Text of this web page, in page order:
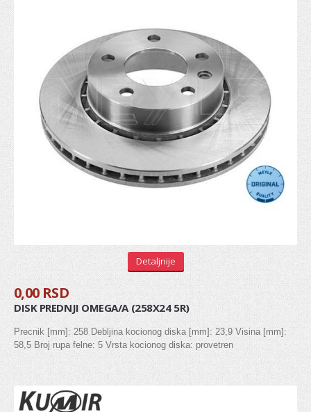
ŠASIJA I UPRAVLJANJE
KOČIONI SISTEM
Diskovi
Pločice
Doboši
Osnovni cilindri
Glavni kočioni cilindar
Gumice kočionog cilindra
Ventil serva
KVAČILO
Viljuska kvacila
Detaljnije
0,00 RSD
DISK PREDNJI OMEGA/A (258X24 5R)
Precnik [mm]: 258 Debljina kocionog diska [mm]: 23,9 Visina [mm]:
58,5 Broj rupa felne: 5 Vrsta kocionog diska: provetren